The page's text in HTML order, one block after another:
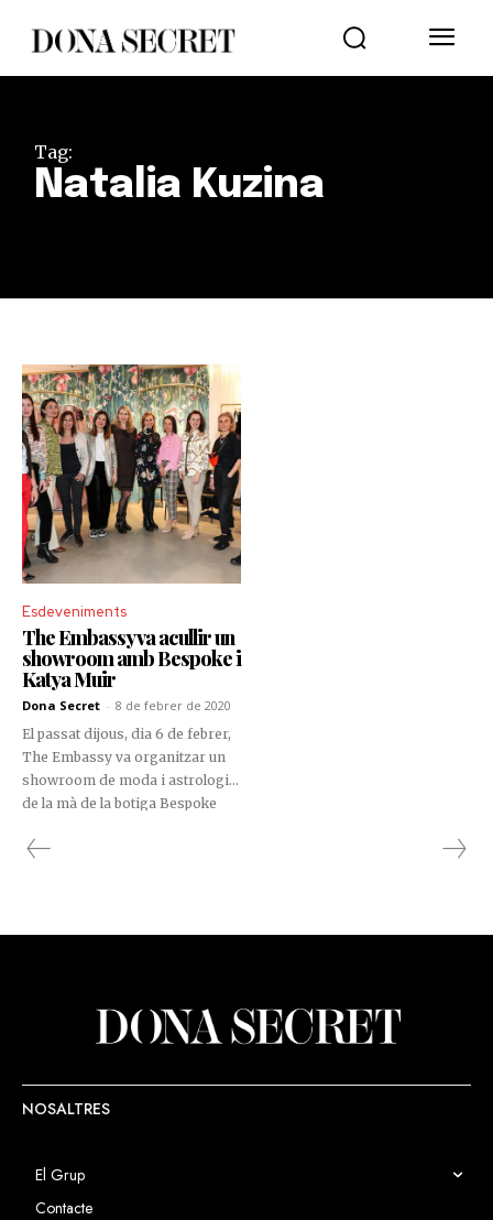
Tag:
Natalia Kuzina
Esdeveniments
The Embassy va acullir un
showroom amb Bespoke i
Katya Muir
Dona Secret - 8 de febrer de 2020
El passat dijous, dia 6 de febrer,
The Embassy va organitzar un
showroom de moda i astrologia
de la mà de la botiga Bespoke
NOSALTRES
El Grup
Contacte